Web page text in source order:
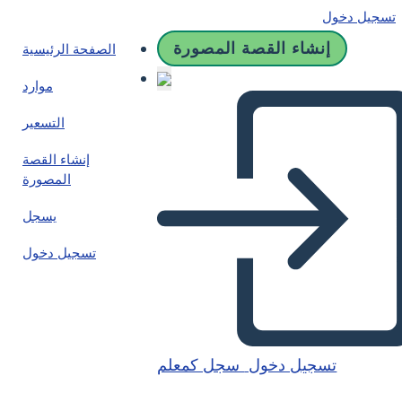
تسجيل دخول
الصفحة الرئيسية
موارد
التسعير
إنشاء القصة
المصورة
يسجل
تسجيل دخول
إنشاء القصة المصورة
تسجيل دخول سجل كمعلم